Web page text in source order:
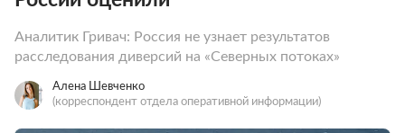
Аналитик Гривач: Россия не узнает результатов
расследования диверсий на «Северных потоках»
Алена Шевченко
(корреспондент отдела оперативной информации)